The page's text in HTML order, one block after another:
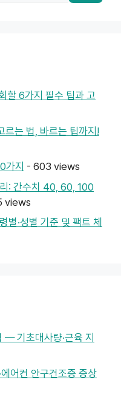
할 6가지 필수 팁과 고
르는 법, 바르는 팁까지!
가지 - 603 views
: 간수치 40, 60, 100
views
별·성별 기준 및 팩트 체
— 기초대사량·근육 지
어컨 안구건조증 증상